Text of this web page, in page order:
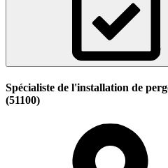
Spécialiste de l'installation de
(51100)